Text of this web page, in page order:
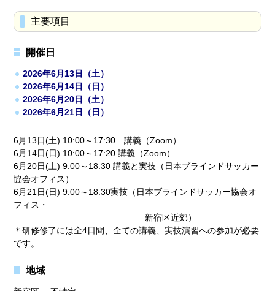
主要項目
開催日
2026年6月13日（土）
2026年6月14日（日）
2026年6月20日（土）
2026年6月21日（日）
6月13日(土) 10:00～17:30 講義（Zoom）
6月14日(日) 10:00～17:20 講義（Zoom）
6月20日(土) 9:00～18:30 講義と実技（日本ブラインドサッカー
協会オフィス）
6月21日(日) 9:00～18:30実技（日本ブラインドサッカー協会オ
フィス・
新宿区近郊）
＊研修修了には全4日間、全ての講義、実技演習への参加が必要
です。
地域